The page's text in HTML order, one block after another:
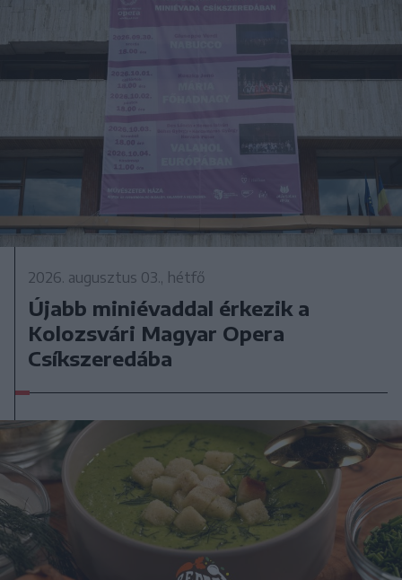
2026. augusztus 03., hétfő
Újabb miniévaddal érkezik a
Kolozsvári Magyar Opera
Csíkszeredába